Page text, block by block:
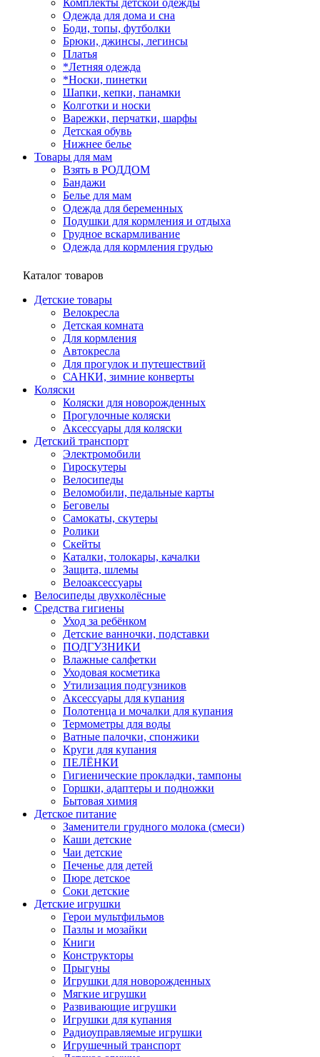
Комплекты детской одежды
Одежда для дома и сна
Боди, топы, футболки
Брюки, джинсы, легинсы
Платья
*Летняя одежда
*Носки, пинетки
Шапки, кепки, панамки
Колготки и носки
Варежки, перчатки, шарфы
Детская обувь
Нижнее белье
Товары для мам
Взять в РОДДОМ
Бандажи
Белье для мам
Одежда для беременных
Подушки для кормления и отдыха
Грудное вскармливание
Одежда для кормления грудью
Каталог товаров
Детские товары
Велокресла
Детская комната
Для кормления
Автокресла
Для прогулок и путешествий
САНКИ, зимние конверты
Коляски
Коляски для новорожденных
Прогулочные коляски
Аксессуары для коляски
Детский транспорт
Электромобили
Гироскутеры
Велосипеды
Веломобили, педальные карты
Беговелы
Самокаты, скутеры
Ролики
Скейты
Каталки, толокары, качалки
Защита, шлемы
Велоаксессуары
Велосипеды двухколёсные
Средства гигиены
Уход за ребёнком
Детские ванночки, подставки
ПОДГУЗНИКИ
Влажные салфетки
Уходовая косметика
Утилизация подгузников
Аксессуары для купания
Полотенца и мочалки для купания
Термометры для воды
Ватные палочки, спонжики
Круги для купания
ПЕЛЁНКИ
Гигиенические прокладки, тампоны
Горшки, адаптеры и подножки
Бытовая химия
Детское питание
Заменители грудного молока (смеси)
Каши детские
Чаи детские
Печенье для детей
Пюре детское
Соки детские
Детские игрушки
Герои мультфильмов
Пазлы и мозайки
Книги
Конструкторы
Прыгуны
Игрушки для новорожденных
Мягкие игрушки
Развивающие игрушки
Игрушки для купания
Радиоуправляемые игрушки
Игрушечный транспорт